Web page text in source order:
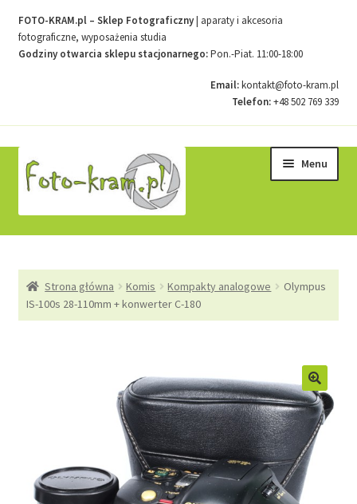
FOTO-KRAM.pl – Sklep Fotograficzny| aparaty i akcesoria
fotograficzne, wyposażenia studia
Godziny otwarcia sklepu stacjonarnego:Pon.-Piat. 11:00-18:00
Email:kontakt@foto-kram.pl
Telefon:+48 502 769 339
do
nawigacji
do
treści
Menu
Kontakt
Sample Page
Strona główna Komis Kompakty analogowe
Olympus
IS-100s 28-110mm + konwerter C-180